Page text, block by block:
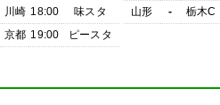
川崎 18:00
味スタ
京都 19:00 ピースタ
山形
- 栃木C